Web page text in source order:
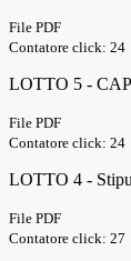
File PDF
Contatore click: 24
LOTTO 5 -
File PDF
Contatore click: 24
LOTTO 4 -
File PDF
Contatore click: 27